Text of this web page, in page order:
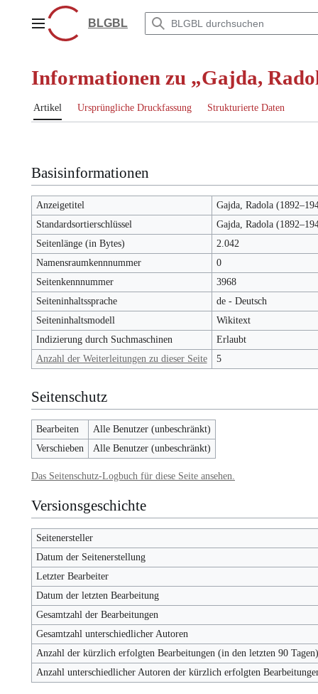
springenHauptmenüBLGBL
Informationen zu „Gajda,
Artikel Ursprüngliche Druckfassung Strukturierte Daten
Basisinformationen
Anzeigetitel
Gajda, Radola
Standardsortierschlüssel
Gajda, Radola
Seitenlänge (in Bytes)
2.042
Namensraumkennnummer
0
Seitenkennnummer
3968
Seiteninhaltssprache
de - Deutsch
Seiteninhaltsmodell
Wikitext
Indizierung durch Suchmaschinen
Erlaubt
Anzahl der Weiterleitungen zu dieser Seite
5
Seitenschutz
Bearbeiten
Alle Benutzer (unbeschränkt)
Verschieben
Alle Benutzer (unbeschränkt)
Das Seitenschutz-Logbuch für diese Seite ansehen.
Versionsgeschichte
Seitenersteller
Datum der Seitenerstellung
Letzter Bearbeiter
Datum der letzten Bearbeitung
Gesamtzahl der Bearbeitungen
Gesamtzahl unterschiedlicher Autoren
Anzahl der kürzlich erfolgten Bearbeitungen (in den letzten 90 Tagen)
Anzahl unterschiedlicher Autoren der kürzlich erfolgten